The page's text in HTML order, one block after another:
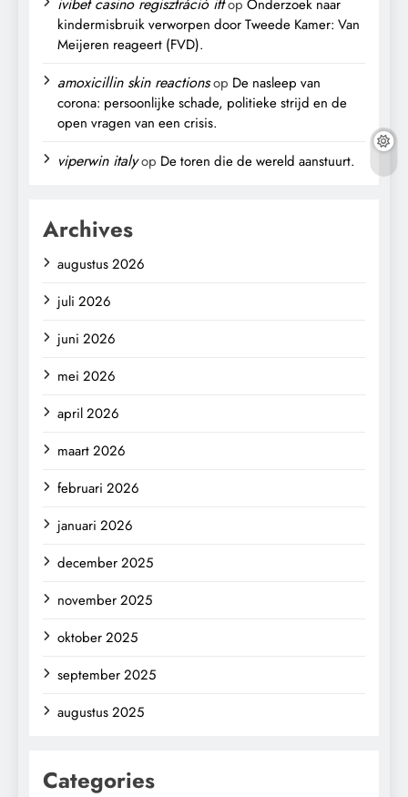
op Onderzoek naar
kindermisbruik verworpen door Tweede Kamer: Van
Meijeren reageert (FVD).
amoxicillin skin reactionsop De nasleep van
corona: persoonlijke schade, politieke strijd en de
open vragen van een crisis.
viperwin italyop De toren die de wereld aanstuurt.
Archives
augustus 2026
juli 2026
juni 2026
mei 2026
april 2026
maart 2026
februari 2026
januari 2026
december 2025
november 2025
oktober 2025
september 2025
augustus 2025
Categories